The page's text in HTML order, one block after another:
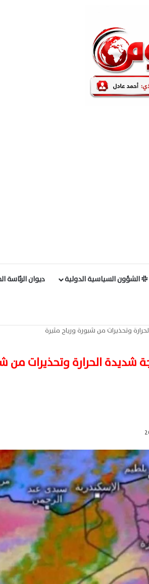
الشؤون السياسية الدولية ديوان الرئاسة
وتحذيرات من شبورة ورياح مثيرة
شديدة الحرارة وتحذيرات من